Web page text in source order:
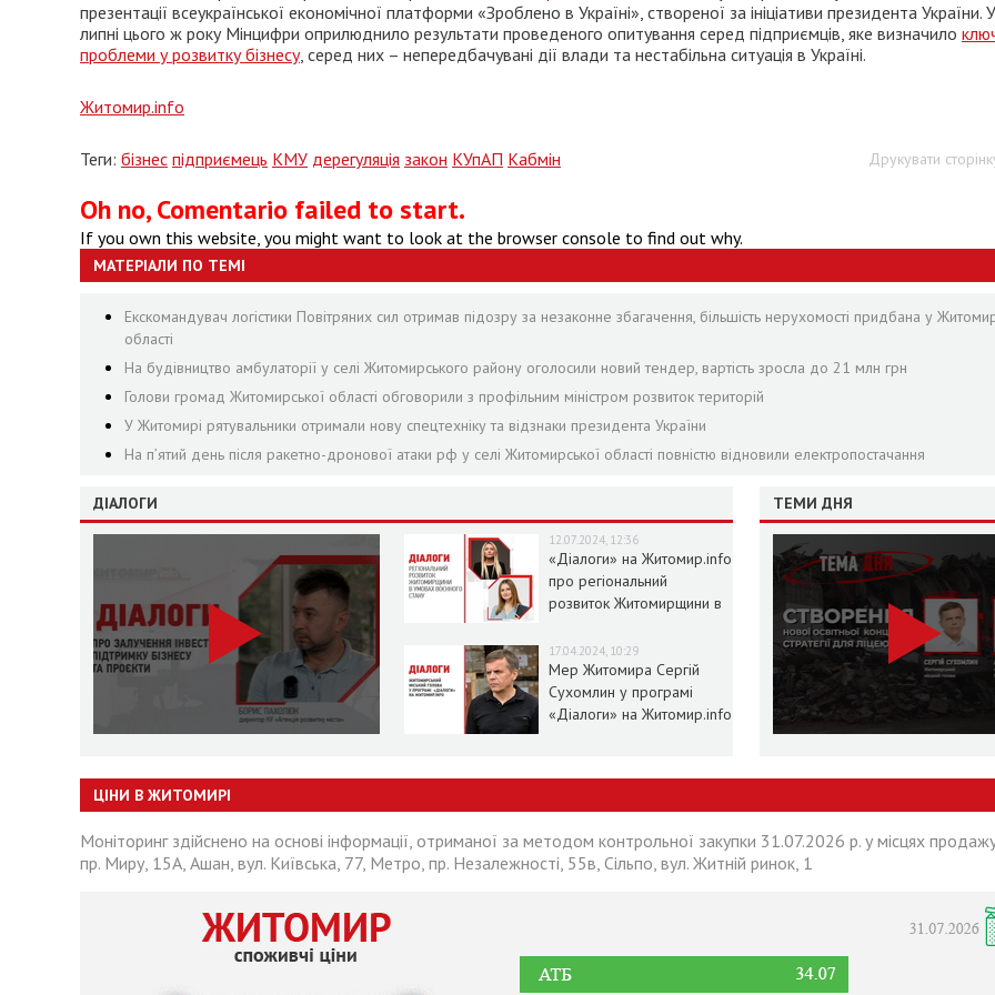
презентації всеукраїнської економічної платформи «Зроблено в Україні», створеної за ініціативи президента України. У
липні цього ж року Мінцифри оприлюднило результати проведеного опитування серед підприємців, яке визначило
проблеми у розвитку бізнесу, серед них – непередбачувані дії влади та нестабільна ситуація в Україні.
Житомир.info
Друкувати
Теги: бізнес підприємець КМУ дерегуляція закон КУпАП Кабмін
Oh no, Comentario failed to start.
If you own this website, you might want to look at the browser console to find out why.
МАТЕРІАЛИ ПО ТЕМІ
Екскомандувач логістики Повітряних сил отримав підозру за незаконне збагачення, більшість нерухомості придбана у
області
На будівництво амбулаторії у селі Житомирського району оголосили новий тендер, вартість зросла до 21 млн грн
Голови громад Житомирської області обговорили з профільним міністром розвиток територій
У Житомирі рятувальники отримали нову спецтехніку та відзнаки президента України
На пʼятий день після ракетно-дронової атаки рф у селі Житомирської області повністю відновили електропостачання
ДІАЛОГИ
12.07.2024, 12:36
«Діалоги» на Житомир.info
про регіональний
розвиток Житомирщини в
17.04.2024, 10:29
Мер Житомира Сергій
Сухомлин у програмі
«Діалоги» на Житомир.info
ТЕМИ ДНЯ
ЦІНИ В ЖИТОМИРІ
Моніторинг здійснено на основі інформації, отриманої за методом контрольної закупки 31.07.2026 р. у місцях
пр. Миру, 15А, Ашан, вул. Київська, 77, Метро, пр. Незалежності, 55в, Сільпо, вул. Житній ринок, 1